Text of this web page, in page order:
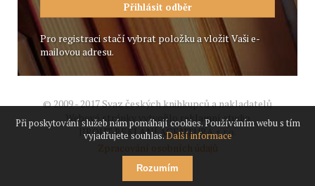
Pro registraci stačí vybrat položku a vložit Vaši e-
mailovou adresu.
© 2009 - 2017 Svaz českých knihkupců a nakladatelů
Webové stránky vytvořilo reklamní studio
JIROUT REKLANÍ AGENTURA s.r.o.
Zpracování osobních údajů
Při poskytování služeb nám pomáhají cookies. Používáním webu s tím
vyjadřujete souhlas.Další informace
Rozumím